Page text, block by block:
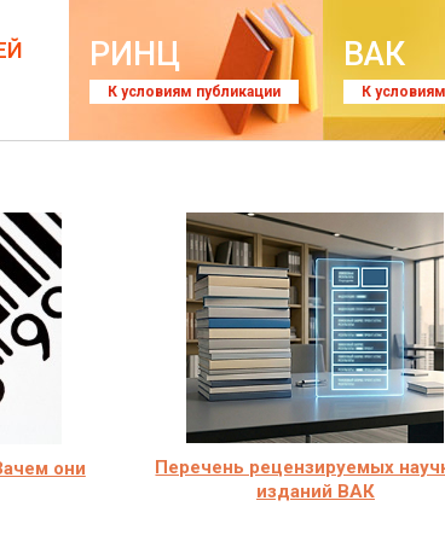
РИНЦ
К условиям публикации
ВАК
К
они
Перечень рецензируемых
изданий ВАК